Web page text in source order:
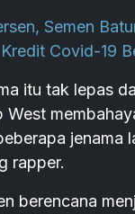
Semen
Covid-19
itu tak lepas
West
jenama
rapper.
berencana